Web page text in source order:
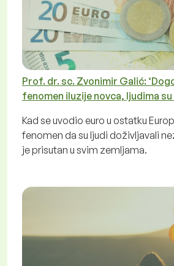
Prof. dr. sc. Zvonimir Galić:
fenomen iluzije novca, ljudima su
Kad se uvodio euro u ostatku
fenomen da su ljudi doživljavali
je prisutan u svim zemljama.